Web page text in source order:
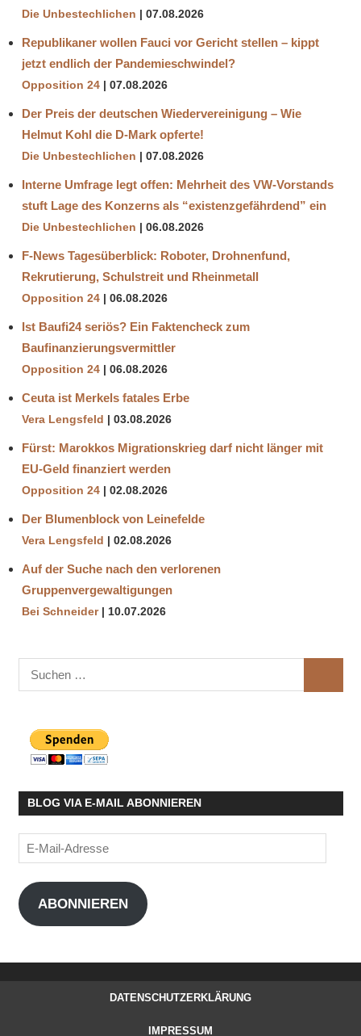
Die Unbestechlichen 07.08.2026
Republikaner wollen Fauci vor Gericht stellen – kippt
jetzt endlich der Pandemieschwindel?
Opposition 24 07.08.2026
Der Preis der deutschen Wiedervereinigung – Wie
Helmut Kohl die D‑Mark opferte!
Die Unbestechlichen 07.08.2026
Interne Umfrage legt offen: Mehrheit des VW-Vorstands
stuft Lage des Konzerns als “existenzgefährdend” ein
Die Unbestechlichen 06.08.2026
F-News Tagesüberblick: Roboter, Drohnenfund,
Rekrutierung, Schulstreit und Rheinmetall
Opposition 24 06.08.2026
Ist Baufi24 seriös? Ein Faktencheck zum
Baufinanzierungsvermittler
Opposition 24 06.08.2026
Ceuta ist Merkels fatales Erbe
Vera Lengsfeld 03.08.2026
Fürst: Marokkos Migrationskrieg darf nicht länger mit
EU-Geld finanziert werden
Opposition 24 02.08.2026
Der Blumenblock von Leinefelde
Vera Lengsfeld 02.08.2026
Auf der Suche nach den verlorenen
Gruppenvergewaltigungen
Bei Schneider 10.07.2026
Suchen
nach:
BLOG VIA E-MAIL ABONNIEREN
E-
Mail-
Adresse
ABONNIEREN
DATENSCHUTZERKLÄRUNG
IMPRESSUM